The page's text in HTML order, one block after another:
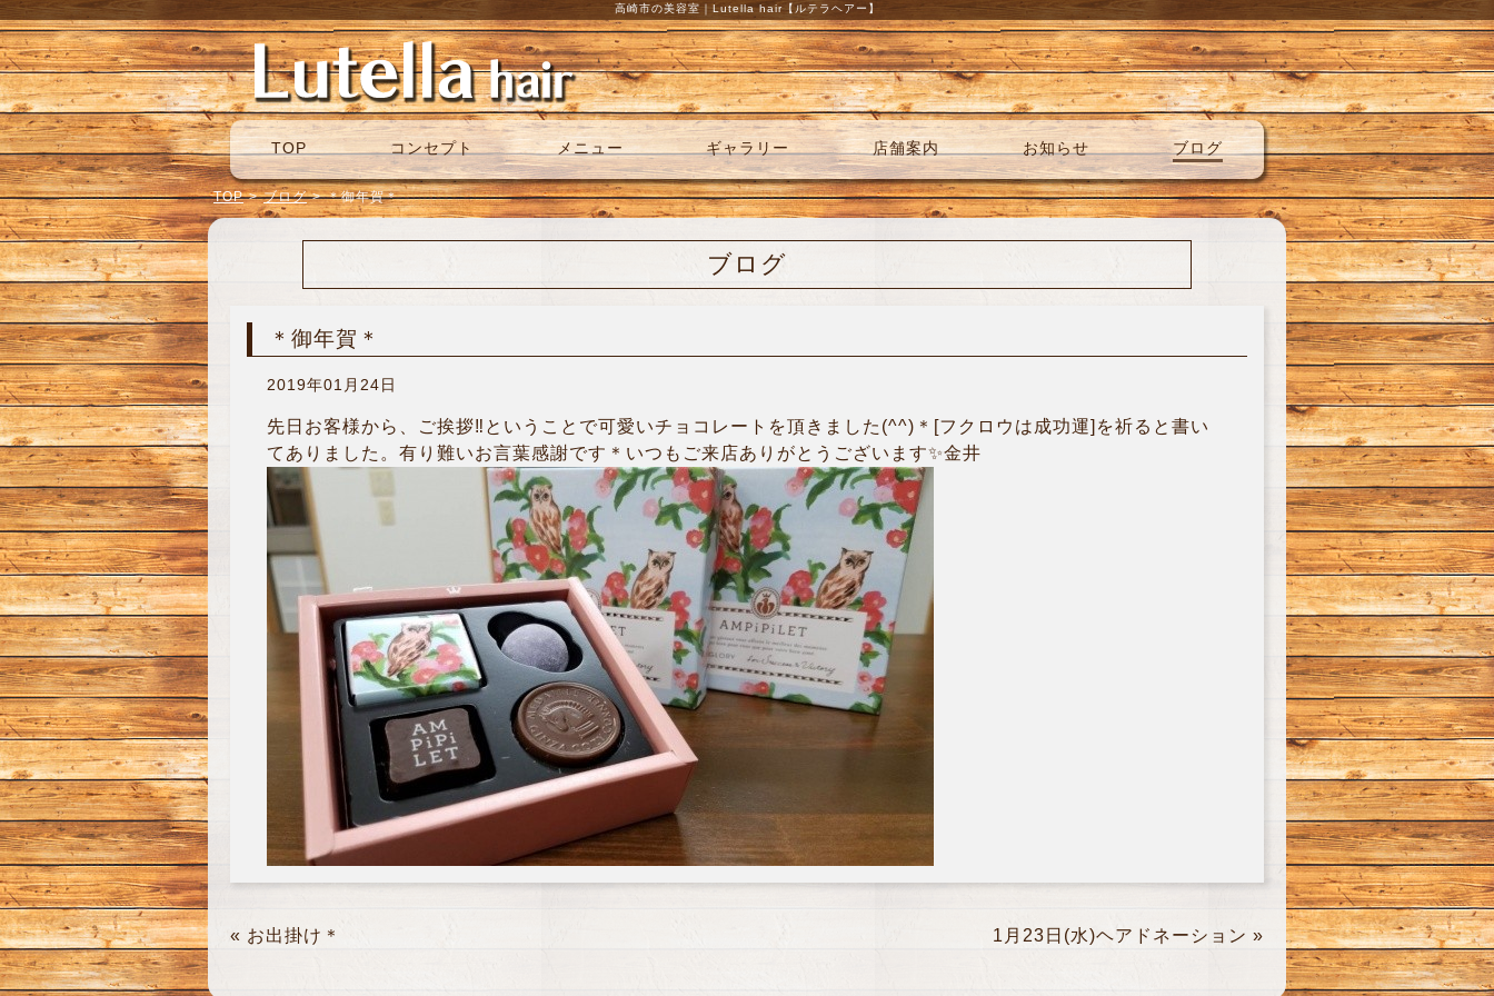
高崎市の美容室｜Lutella hair【ルテラヘアー】
TOP コンセプト メニュー ギャラリー 店舗案内 お知らせ ブログ
TOP > ブログ > ＊御年賀＊
ブログ
＊御年賀＊
2019年01月24日
先日お客様から、ご挨拶‼︎ということで可愛いチョコレートを頂きました(^^)＊[フクロウは成功運]を祈ると書い
てありました。有り難いお言葉感謝です＊いつもご来店ありがとうございます✨金井
« お出掛け＊ 1月23日(水)ヘアドネーション »